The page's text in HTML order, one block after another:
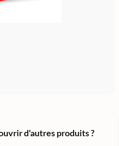
d'autres produits ?